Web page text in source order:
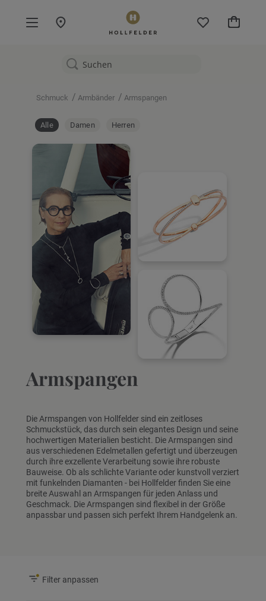
Mein
Schmuck / Armbänder / Armspangen
Alle Damen Herren
Armspangen
Die Armspangen von Hollfelder sind ein zeitloses
Schmuckstück, das durch sein elegantes Design und seine
hochwertigen Materialien besticht. Die Armspangen sind
aus verschiedenen Edelmetallen gefertigt und überzeugen
durch ihre exzellente Verarbeitung sowie ihre robuste
Bauweise. Ob als schlichte Variante oder kunstvoll verziert
mit funkelnden Diamanten - bei Hollfelder finden Sie eine
breite Auswahl an Armspangen für jeden Anlass und
Geschmack. Die Armspangen sind flexibel in der Größe
anpassbar und passen sich perfekt Ihrem Handgelenk an.
Filter anpassen